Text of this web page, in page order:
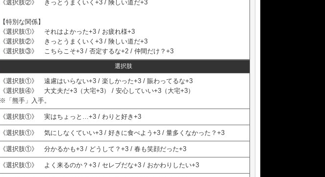
《選択肢②》 きっとうまくいく+3 / 険しい道だ+3
【特別な関係】
《選択肢①》 それはよかった+3 / お疲れ様+3
《選択肢②》 きっとうまくいく+3 / 険しい道だ+3
《選択肢③》 こちらこそ+3 / 否定するな+2 / 仲間だけ？+3
選択肢
《選択肢①》 遠慮はいらない+3 / 楽しかった+3 / 賑わってるな+3
《選択肢④》 大丈夫だ+3（大宅+3） / 安心していい+3（大宅+3）
※「熊手」入手。
《選択肢①》 実はちょっと…+3 / わりと好き+3
《選択肢①》 気にしなくていい+3 / 好きに食べよう+3 / 量多くなかった？+3
《選択肢①》 分かるかも+3 / どうして？+3 / 春も笑顔だった+3
《選択肢①》 よく来るのか？+3 / セレブだな+3 / おかわりしたい+3